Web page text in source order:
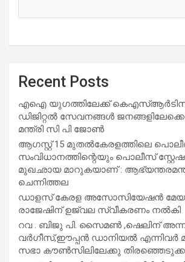
Recent Posts
എഐ യുഗത്തിലേക്ക്
ഡിജിറ്റൽ സേവനങ്ങൾ
മന്ത്രി സി പി ജോൺ
ആഗസ്റ്റ് 15 മുതല്‍കേരളത്തിലെ
സംവിധാനത്തിന്റെയും പൊലീസ്
മുഖഛായ മാറുകയാണ് :
ചെന്നിത്തല
ഡാളസ് കേരള അസോസിയേഷൻ മേയർ
രാജേഷിന് ഉജ്വല സ്വീകരണം നൽകി
റവ . ബിജു പി. സൈമൺ ,ഷെലിന്
വർഗീസ്,ഈപ്പൻ ഡാനിയൽ എന്നിവർ
സഭാ കൗൺസിലിലേക്കു